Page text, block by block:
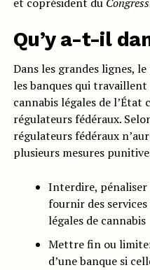
Qu’y a-t-il
Dans les grandes lignes,
les banques qui travaillent
cannabis légales de
régulateurs fédéraux.
régulateurs fédéraux
plusieurs mesures
Interdire, pénaliser
fournir des
légales de cannabis
Mettre fin ou
d’une banque si